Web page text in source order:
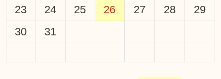
23
24 25 26 27 28
29
30
31